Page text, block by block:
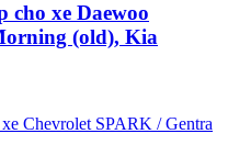
cho xe Daewoo
(old), Kia